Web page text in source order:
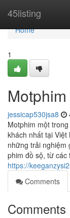
45listing
Home
Home
1
Motphim
jessicap530jsa8
Motphim một
khách nhất tại
những trải nghiệm
phim đồ sộ, từ các
https://
Comments
Comments